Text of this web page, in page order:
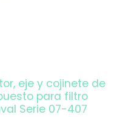
eje y cojinete de
para filtro
Serie 07-407